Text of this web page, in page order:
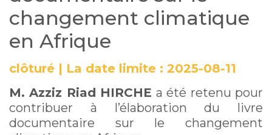
changement climatique
en Afrique
clôturé | La date limite : 2025-08-11
M. Azziz Riad HIRCHE a été retenu pour
contribuer à l’élaboration du livre
documentaire sur le changement